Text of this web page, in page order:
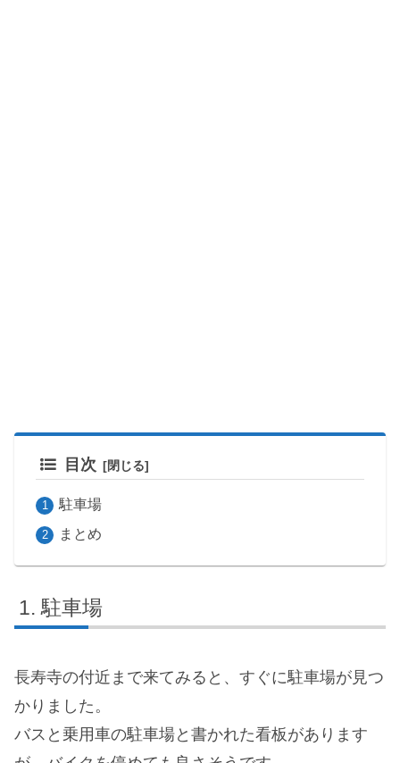
目次
駐車場
まとめ
駐車場
長寿寺の付近まで来てみると、すぐに駐車場が見つ
かりました。
バスと乗用車の駐車場と書かれた看板があります